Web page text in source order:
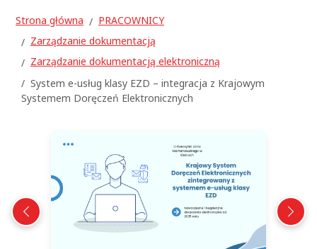
Strona główna
PRACOWNICY
Zarządzanie dokumentacją
Zarządzanie dokumentacją elektroniczną
System e-usług klasy EZD – integracja z Krajowym
Systemem Doręczeń Elektronicznych
Poprzedni slajd